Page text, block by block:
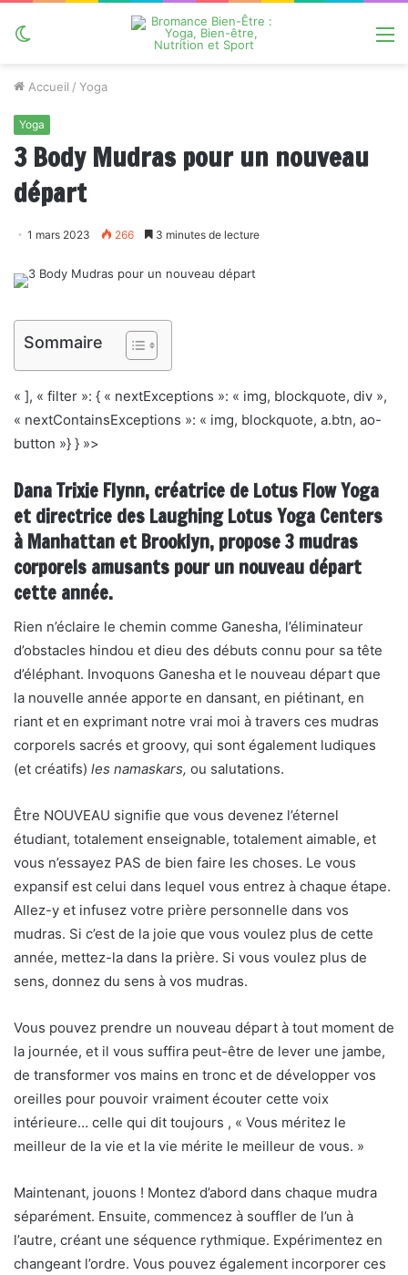
Accueil / Yoga
Yoga
3 Body Mudras pour un nouveau
départ
1 mars 2023 266 3 minutes de lecture
Sommaire
« ], « filter »: { « nextExceptions »: « img, blockquote, div »,
« nextContainsExceptions »: « img, blockquote, a.btn, ao-
button »} } »>
Dana Trixie Flynn, créatrice de Lotus Flow Yoga
et directrice des Laughing Lotus Yoga Centers
à Manhattan et Brooklyn, propose 3 mudras
corporels amusants pour un nouveau départ
cette année.
Rien n’éclaire le chemin comme Ganesha, l’éliminateur
d’obstacles hindou et dieu des débuts connu pour sa tête
d’éléphant. Invoquons Ganesha et le nouveau départ que
la nouvelle année apporte en dansant, en piétinant, en
riant et en exprimant notre vrai moi à travers ces mudras
corporels sacrés et groovy, qui sont également ludiques
(et créatifs) les namaskars, ou salutations.
Être NOUVEAU signifie que vous devenez l’éternel
étudiant, totalement enseignable, totalement aimable, et
vous n’essayez PAS de bien faire les choses. Le vous
expansif est celui dans lequel vous entrez à chaque étape.
Allez-y et infusez votre prière personnelle dans vos
mudras. Si c’est de la joie que vous voulez plus de cette
année, mettez-la dans la prière. Si vous voulez plus de
sens, donnez du sens à vos mudras.
Vous pouvez prendre un nouveau départ à tout moment de
la journée, et il vous suffira peut-être de lever une jambe,
de transformer vos mains en tronc et de développer vos
oreilles pour pouvoir vraiment écouter cette voix
intérieure… celle qui dit toujours , « Vous méritez le
meilleur de la vie et la vie mérite le meilleur de vous. »
Maintenant, jouons ! Montez d’abord dans chaque mudra
séparément. Ensuite, commencez à souffler de l’un à
l’autre, créant une séquence rythmique. Expérimentez en
changeant l’ordre. Vous pouvez également incorporer ces